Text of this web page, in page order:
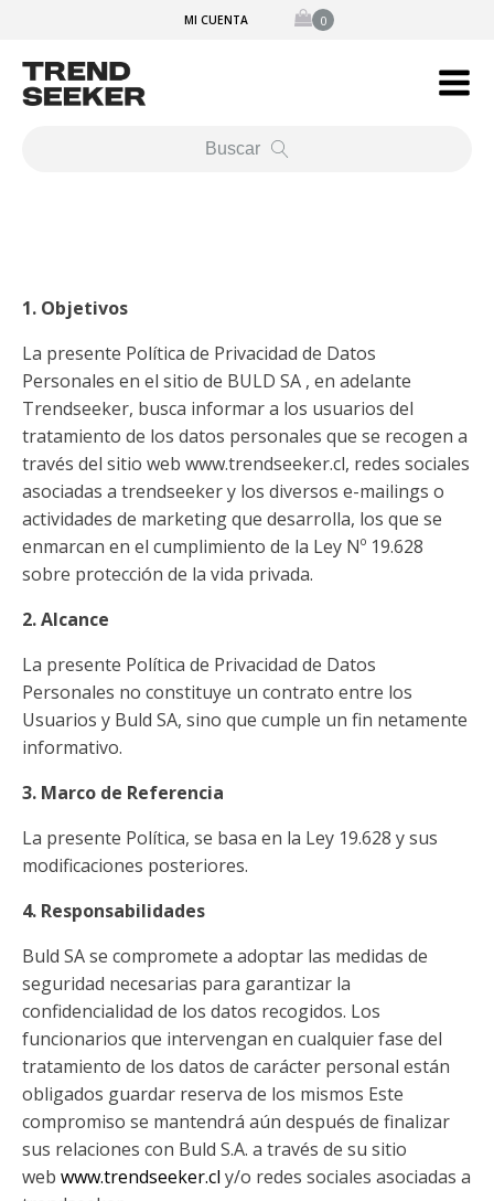
MI CUENTA
Buscar
1. Objetivos
La presente Política de Privacidad de Datos
Personales en el sitio de BULD SA , en adelante
Trendseeker, busca informar a los usuarios del
tratamiento de los datos personales que se recogen a
través del sitio web www.trendseeker.cl, redes sociales
asociadas a trendseeker y los diversos e-mailings o
actividades de marketing que desarrolla, los que se
enmarcan en el cumplimiento de la Ley Nº 19.628
sobre protección de la vida privada.
2. Alcance
La presente Política de Privacidad de Datos
Personales no constituye un contrato entre los
Usuarios y Buld SA, sino que cumple un fin netamente
informativo.
3. Marco de Referencia
La presente Política, se basa en la Ley 19.628 y sus
modificaciones posteriores.
4. Responsabilidades
Buld SA se compromete a adoptar las medidas de
seguridad necesarias para garantizar la
confidencialidad de los datos recogidos. Los
funcionarios que intervengan en cualquier fase del
tratamiento de los datos de carácter personal están
obligados guardar reserva de los mismos Este
compromiso se mantendrá aún después de finalizar
sus relaciones con Buld S.A. a través de su sitio
web www.trendseeker.cl y/o redes sociales asociadas a